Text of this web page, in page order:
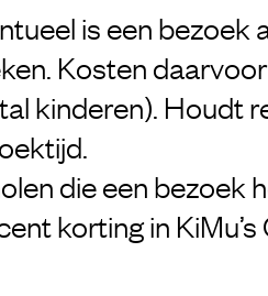
is een bezoek
Kosten
kinderen). Houdt
die een bezoek
korting in